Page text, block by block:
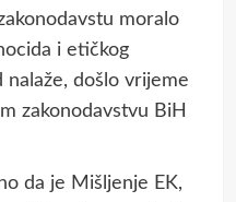
moralo
i etičkog
nalaže, došlo vrijeme
zakonodavstvu BiH
da je Mišljenje EK,